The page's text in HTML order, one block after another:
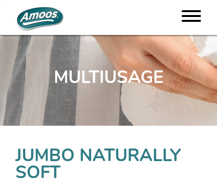
MULTIUSAGE
JUMBO NATURALLY
SOFT